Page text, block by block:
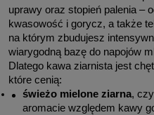
uprawy oraz stopień palenia –
kwasowość i gorycz, a także
na którym zbudujesz
wiarygodną bazę do napojów
Dlatego kawa ziarnista jest
które cenią:
świeżo mielone ziarna,
aromacie względem kawy